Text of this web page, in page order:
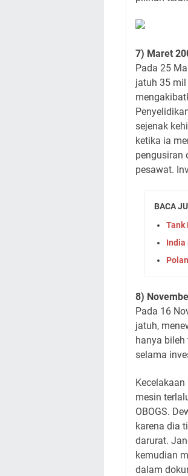
7) Maret
Pada 25
jatuh 35 mil
sejenak
ketika ia
pengusiran
pesawat.
BACA
Tank
India
8)
Pada 16
jatuh,
hanya
selama
mesin
OBOGS.
karena dia
darurat.
kemudian
dalam